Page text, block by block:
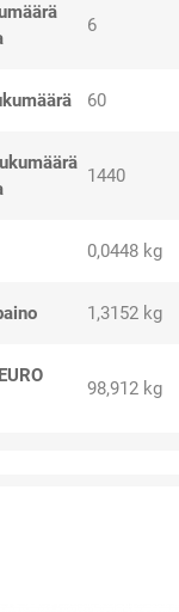
6
60
1440
0,0448 kg
1,3152 kg
98,912 kg